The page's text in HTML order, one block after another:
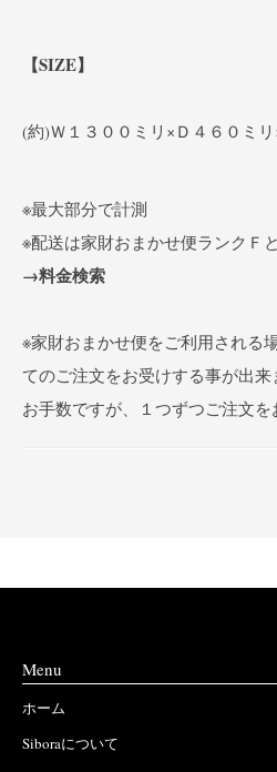
【SIZE】
(約)Ｗ１３００ミリ×Ｄ４６０ミ
※最大部分で計測
※配送は家財おまかせ便ランクＦ
→料金検索
※家財おまかせ便をご利用される
てのご注文をお受けする事が出来
お手数ですが、１つずつご注文を
Menu
ホーム
Siboraについて